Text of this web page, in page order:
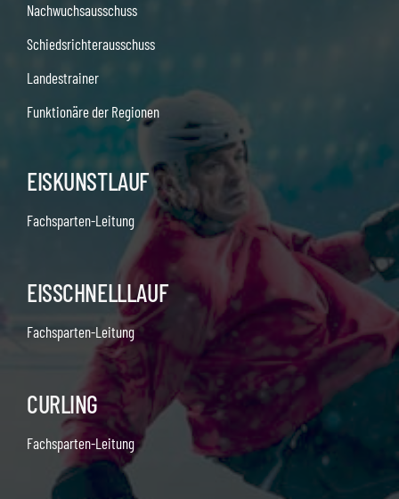
Nachwuchsausschuss
Schiedsrichterausschuss
Landestrainer
Funktionäre der Regionen
EISKUNSTLAUF
Fachsparten-Leitung
EISSCHNELLLAUF
Fachsparten-Leitung
CURLING
Fachsparten-Leitung